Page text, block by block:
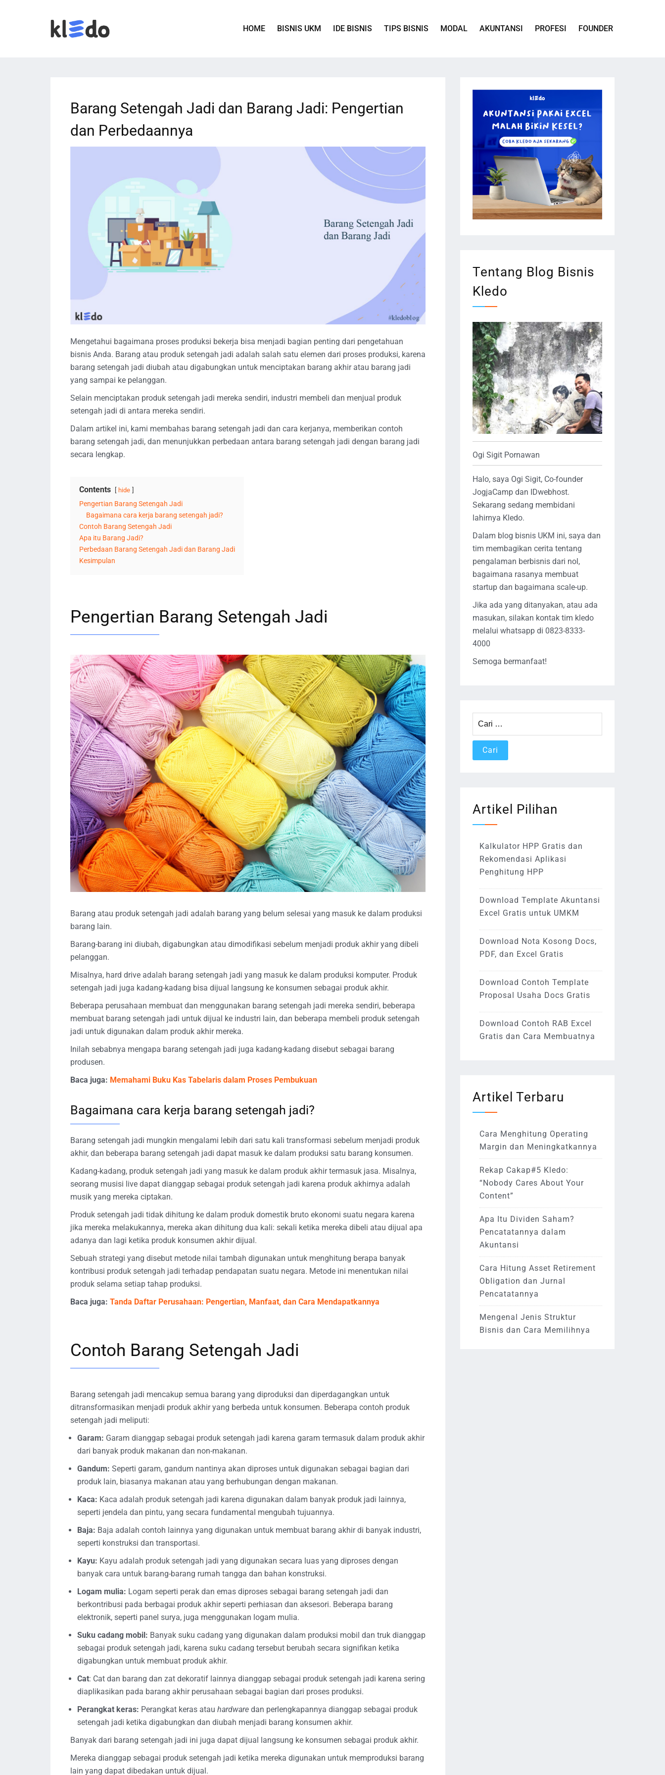
HOME BISNIS UKM IDE BISNIS TIPS BISNIS MODAL AKUNTANSI PROFESI FOUNDER
Barang Setengah Jadi dan Barang Jadi: Pengertian
dan Perbedaannya
Mengetahui bagaimana proses produksi bekerja bisa menjadi bagian penting dari pengetahuan
bisnis Anda. Barang atau produk setengah jadi adalah salah satu elemen dari proses produksi, karena
barang setengah jadi diubah atau digabungkan untuk menciptakan barang akhir atau barang jadi
yang sampai ke pelanggan.
Selain menciptakan produk setengah jadi mereka sendiri, industri membeli dan menjual produk
setengah jadi di antara mereka sendiri.
Dalam artikel ini, kami membahas barang setengah jadi dan cara kerjanya, memberikan contoh
barang setengah jadi, dan menunjukkan perbedaan antara barang setengah jadi dengan barang jadi
secara lengkap.
Contents hide
Pengertian Barang Setengah Jadi
Bagaimana cara kerja barang setengah jadi?
Contoh Barang Setengah Jadi
Apa itu Barang Jadi?
Perbedaan Barang Setengah Jadi dan Barang Jadi
Kesimpulan
Pengertian Barang Setengah Jadi
Barang atau produk setengah jadi adalah barang yang belum selesai yang masuk ke dalam produksi
barang lain.
Barang-barang ini diubah, digabungkan atau dimodifikasi sebelum menjadi produk akhir yang dibeli
pelanggan.
Misalnya, hard drive adalah barang setengah jadi yang masuk ke dalam produksi komputer. Produk
setengah jadi juga kadang-kadang bisa dijual langsung ke konsumen sebagai produk akhir.
Beberapa perusahaan membuat dan menggunakan barang setengah jadi mereka sendiri, beberapa
membuat barang setengah jadi untuk dijual ke industri lain, dan beberapa membeli produk setengah
jadi untuk digunakan dalam produk akhir mereka.
Inilah sebabnya mengapa barang setengah jadi juga kadang-kadang disebut sebagai barang
produsen.
Baca juga: Memahami Buku Kas Tabelaris dalam Proses Pembukuan
Bagaimana cara kerja barang setengah jadi?
Barang setengah jadi mungkin mengalami lebih dari satu kali transformasi sebelum menjadi produk
akhir, dan beberapa barang setengah jadi dapat masuk ke dalam produksi satu barang konsumen.
Kadang-kadang, produk setengah jadi yang masuk ke dalam produk akhir termasuk jasa. Misalnya,
seorang musisi live dapat dianggap sebagai produk setengah jadi karena produk akhirnya adalah
musik yang mereka ciptakan.
Produk setengah jadi tidak dihitung ke dalam produk domestik bruto ekonomi suatu negara karena
jika mereka melakukannya, mereka akan dihitung dua kali: sekali ketika mereka dibeli atau dijual apa
adanya dan lagi ketika produk konsumen akhir dijual.
Sebuah strategi yang disebut metode nilai tambah digunakan untuk menghitung berapa banyak
kontribusi produk setengah jadi terhadap pendapatan suatu negara. Metode ini menentukan nilai
produk selama setiap tahap produksi.
Baca juga: Tanda Daftar Perusahaan: Pengertian, Manfaat, dan Cara Mendapatkannya
Contoh Barang Setengah Jadi
Barang setengah jadi mencakup semua barang yang diproduksi dan diperdagangkan untuk
ditransformasikan menjadi produk akhir yang berbeda untuk konsumen. Beberapa contoh produk
setengah jadi meliputi:
Garam: Garam dianggap sebagai produk setengah jadi karena garam termasuk dalam produk akhir
dari banyak produk makanan dan non-makanan.
Gandum: Seperti garam, gandum nantinya akan diproses untuk digunakan sebagai bagian dari
produk lain, biasanya makanan atau yang berhubungan dengan makanan.
Kaca: Kaca adalah produk setengah jadi karena digunakan dalam banyak produk jadi lainnya,
seperti jendela dan pintu, yang secara fundamental mengubah tujuannya.
Baja: Baja adalah contoh lainnya yang digunakan untuk membuat barang akhir di banyak industri,
seperti konstruksi dan transportasi.
Kayu: Kayu adalah produk setengah jadi yang digunakan secara luas yang diproses dengan
banyak cara untuk barang-barang rumah tangga dan bahan konstruksi.
Logam mulia: Logam seperti perak dan emas diproses sebagai barang setengah jadi dan
berkontribusi pada berbagai produk akhir seperti perhiasan dan aksesori. Beberapa barang
elektronik, seperti panel surya, juga menggunakan logam mulia.
Suku cadang mobil: Banyak suku cadang yang digunakan dalam produksi mobil dan truk dianggap
sebagai produk setengah jadi, karena suku cadang tersebut berubah secara signifikan ketika
digabungkan untuk membuat produk akhir.
Cat: Cat dan barang dan zat dekoratif lainnya dianggap sebagai produk setengah jadi karena sering
diaplikasikan pada barang akhir perusahaan sebagai bagian dari proses produksi.
Perangkat keras: Perangkat keras atau hardware dan perlengkapannya dianggap sebagai produk
setengah jadi ketika digabungkan dan diubah menjadi barang konsumen akhir.
Banyak dari barang setengah jadi ini juga dapat dijual langsung ke konsumen sebagai produk akhir.
Mereka dianggap sebagai produk setengah jadi ketika mereka digunakan untuk memproduksi barang
lain yang dapat dibedakan untuk dijual.
Tentang Blog Bisnis
Kledo
Ogi Sigit Pornawan
Halo, saya Ogi Sigit, Co-founder
JogjaCamp dan IDwebhost.
Sekarang sedang membidani
lahirnya Kledo.
Dalam blog bisnis UKM ini, saya dan
tim membagikan cerita tentang
pengalaman berbisnis dari nol,
bagaimana rasanya membuat
startup dan bagaimana scale-up.
Jika ada yang ditanyakan, atau ada
masukan, silakan kontak tim kledo
melalui whatsapp di 0823-8333-
4000
Semoga bermanfaat!
untuk:
Artikel Pilihan
Kalkulator HPP Gratis dan
Rekomendasi Aplikasi
Penghitung HPP
Download Template Akuntansi
Excel Gratis untuk UMKM
Download Nota Kosong Docs,
PDF, dan Excel Gratis
Download Contoh Template
Proposal Usaha Docs Gratis
Download Contoh RAB Excel
Gratis dan Cara Membuatnya
Artikel Terbaru
Cara Menghitung Operating
Margin dan Meningkatkannya
Rekap Cakap#5 Kledo:
“Nobody Cares About Your
Content”
Apa Itu Dividen Saham?
Pencatatannya dalam
Akuntansi
Cara Hitung Asset Retirement
Obligation dan Jurnal
Pencatatannya
Mengenal Jenis Struktur
Bisnis dan Cara Memilihnya